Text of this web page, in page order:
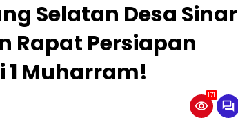
Selatan Desa Sinar
Rapat Persiapan
1 Muharram!
171